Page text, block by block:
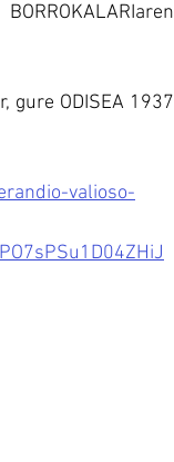
gure ODISEA 1937
valioso-